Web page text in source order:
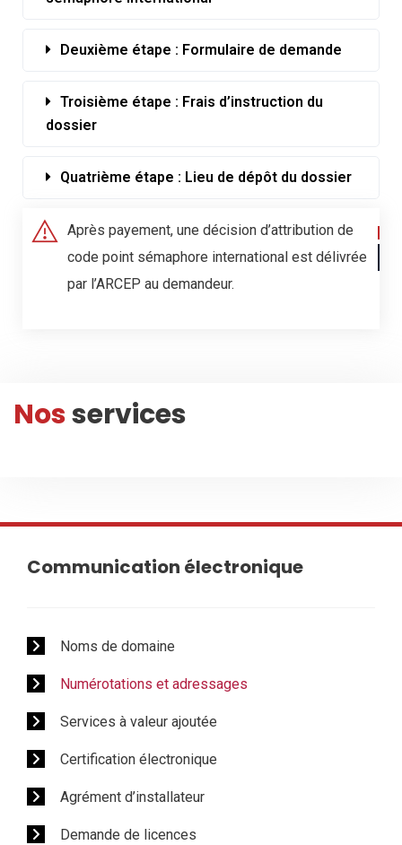
Deuxième étape : Formulaire de demande
Troisième étape : Frais d’instruction du
dossier
Quatrième étape : Lieu de dépôt du dossier
Après payement, une décision d’attribution de
code point sémaphore international est délivrée
par l’ARCEP au demandeur.
Nosservices
Communication électronique
Noms de domaine
Numérotations et adressages
Services à valeur ajoutée
Certification électronique
Agrément d’installateur
Demande de licences